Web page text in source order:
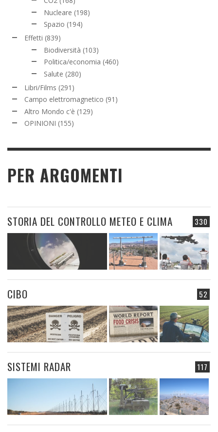
Nucleare (198)
Spazio (194)
Effetti (839)
Biodiversità (103)
Politica/economia (460)
Salute (280)
Libri/Films (291)
Campo elettromagnetico (91)
Altro Mondo c'è (129)
OPINIONI (155)
PER ARGOMENTI
330
STORIA DEL CONTROLLO METEO E CLIMA
52
CIBO
117
SISTEMI RADAR